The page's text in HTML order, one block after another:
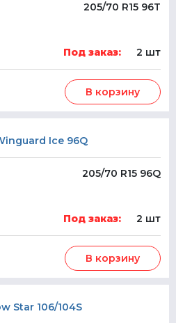
205/70 R15 96T
Под заказ: 2 шт
В корзину
Ice 96Q
205/70 R15 96Q
Под заказ: 2 шт
В корзину
Star 106/104S